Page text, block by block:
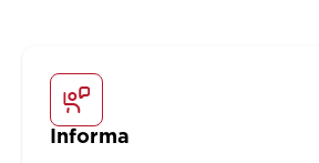
Informa